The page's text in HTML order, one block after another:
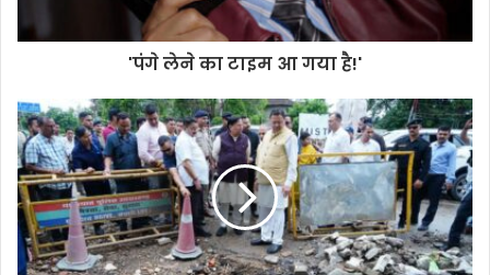
'पंगे लेने का टाइम आ गया है!'